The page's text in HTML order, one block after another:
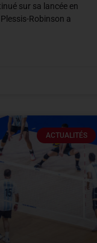
sur sa lancée en
Robinson a
ACTUALITÉS